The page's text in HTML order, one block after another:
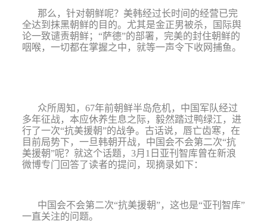
那么，针对朝鲜呢？美韩经过长时间的经营已完
全达到抹黑朝鲜的目的。尤其是金正男被杀，国际舆
论一致谴责朝鲜； “萨德”的部署，完美的封住朝鲜的
咽喉，一切都在掌握之中，就等一声令下收网捕鱼。
众所周知， 67年前朝鲜半岛危机，中国军队经过
多年征战，本应休养生息之际，毅然踏过鸭绿江，进
行了一次“抗美援朝”的战争。古话说，唇亡齿寒，在
目前局势下，一旦韩朝开战，中国会不会第二次“抗
美援朝”呢？就这个话题， 3月 1 日亚刊智库曾在新浪
微博专门回答了读者的提问，现摘录如下：
中国会不会第二次“抗美援朝”，这也是“亚刊智库”
一直关注的问题。